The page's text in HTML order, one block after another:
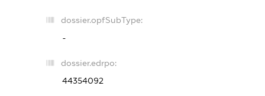
dossier.opfSubType:
-
dossier.edrpo:
44354092